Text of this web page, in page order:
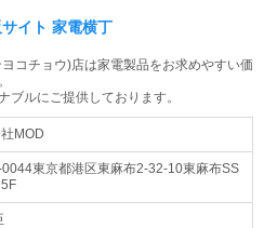
きかねます。
ますため、ご注文前に必ずメーカーHPに
っております。 万が一初期不良が発生
ト窓口までお問い合わせをお願いいた
利用になれません。
庫切れとなる場合がございます。
せていただく場合がございます。
イト 家電横丁
コチョウ)店は家電製品をお求めやすい価
ブルにご提供しております。
MOD
東京都港区東麻布2-32-10東麻布SS